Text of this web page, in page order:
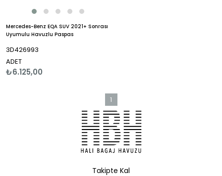
Mercedes-Benz EQA SUV 2021+ Sonrası
Uyumulu Havuzlu Paspas
3D426993
ADET
₺6.125,00
1
Takipte Kal